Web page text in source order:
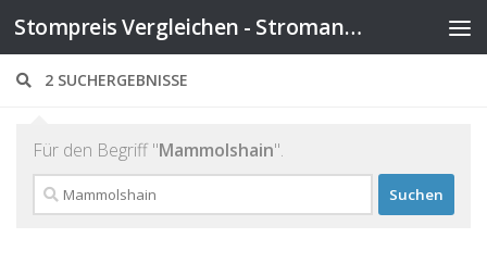
Zum Inhalt springen Stompreis Vergleichen - Stromanbieter wechseln
2 SUCHERGEBNISSE
Für den Begriff "Mammolshain".
Suchen
nach: